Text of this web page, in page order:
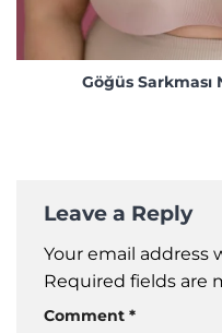
Göğüs
Leave a Reply
Your email address
Required fields are
Comment *